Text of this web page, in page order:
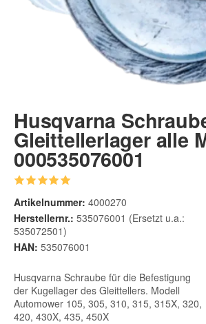
Husqvarna
Gleittellerlager alle
000535076001
Artikelnummer: 4000270
Herstellernr.: 535076001 (Ersetzt u.a.:
535072501)
HAN: 535076001
Husqvarna Schraube für die Befestigung
der Kugellager des Gleittellers. Modell
Automower 105, 305, 310, 315, 315X, 320,
420, 430X, 435, 450X